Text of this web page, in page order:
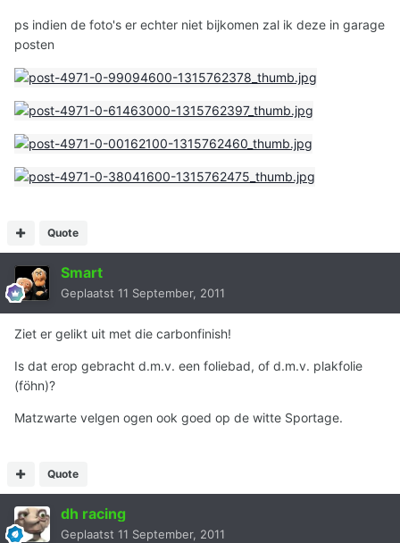
ps indien de foto's er echter niet bijkomen zal ik deze in garage
posten
Quote
Smart
Geplaatst 11 September, 2011
Ziet er gelikt uit met die carbonfinish!
Is dat erop gebracht d.m.v. een foliebad, of d.m.v. plakfolie
(föhn)?
Matzwarte velgen ogen ook goed op de witte Sportage.
Quote
dh racing
Geplaatst 11 September, 2011